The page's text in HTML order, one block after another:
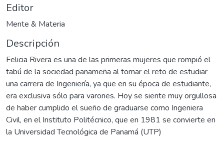
Editor
Mente & Materia
Descripción
Felicia Rivera es una de las primeras mujeres que rompió el
tabú de la sociedad panameña al tomar el reto de estudiar
una carrera de Ingeniería, ya que en su época de estudiante,
era exclusiva sólo para varones. Hoy se siente muy orgullosa
de haber cumplido el sueño de graduarse como Ingeniera
Civil, en el Instituto Politécnico, que en 1981 se convierte en
la Universidad Tecnológica de Panamá (UTP)